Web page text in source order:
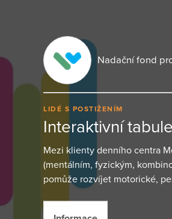
Nadační fond
LIDÉ S POSTIŽENÍM
Interaktivní
Mezi klienty denního centra
(mentálním, fyzickým,
pomůže rozvíjet motorické,